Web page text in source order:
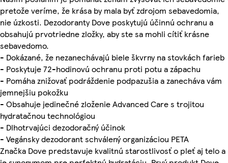
pretože veríme, že krása by mala byť zdrojom sebavedomia,
nie úzkosti. Dezodoranty Dove poskytujú účinnú ochranu a
obsahujú prvotriedne zložky, aby ste sa mohli cítiť krásne
sebavedomo.
- Dokázané, že nezanechávajú biele škvrny na stovkách farieb
- Poskytuje 72-hodinovú ochranu proti potu a zápachu
- Pomáha znižovať podráždenie podpazušia a zanecháva vám
jemnejšiu pokožku
- Obsahuje jedinečné zloženie Advanced Care s trojitou
hydratačnou technológiou
- Dlhotrvajúci dezodoračný účinok
- Vegánsky dezodorant schválený organizáciou PETA
Značka Dove predstavuje kvalitnú starostlivosť o pleť aj telo a